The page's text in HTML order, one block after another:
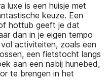
luxe is een huisje met
keuze. Een
hottub geeft je dat
dan in je eigen tempo
activiteiten, zoals een
een fietstocht langs
aan een nabij hunebed,
te brengen in het